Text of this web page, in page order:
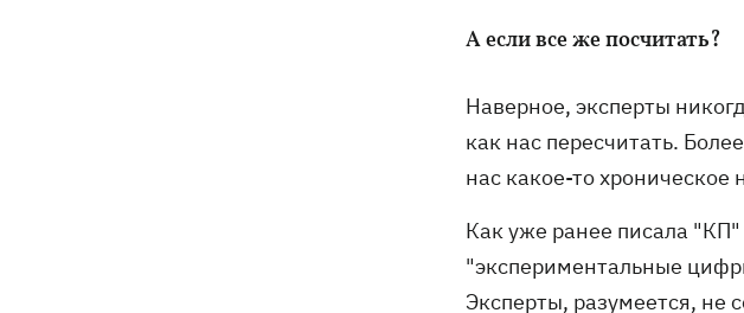
А если все же посчитать?
Наверное, эксперты
как нас пересчитать.
нас какое-то
Как уже ранее писала "КП"
"экспериментальные
Эксперты, разумеется, не